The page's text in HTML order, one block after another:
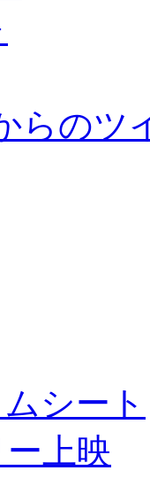
らのツ
シート
ー上映